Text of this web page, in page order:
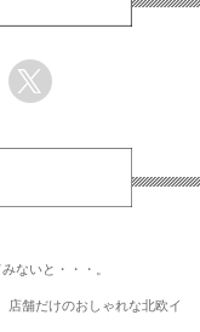
ないと・・・。
店舗だけのおしゃれな北欧イ